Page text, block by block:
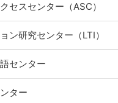
セスセンター（ASC）
ン研究センター（LTI）
センター
ター